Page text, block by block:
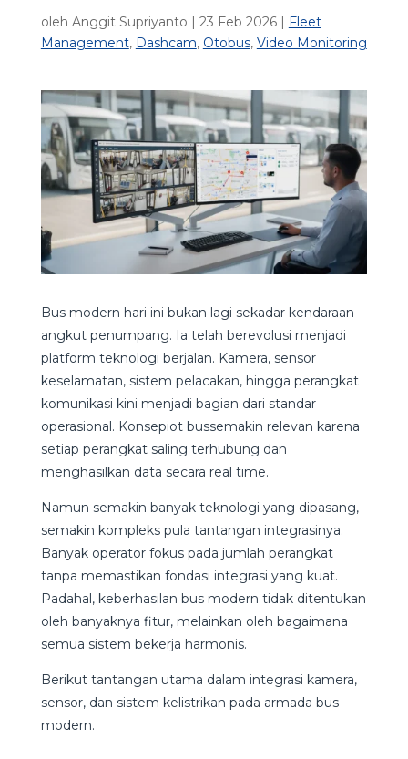
oleh Anggit Supriyanto | 23 Feb 2026| Fleet
Management, Dashcam, Otobus, Video Monitoring
Bus modern hari ini bukan lagi sekadar kendaraan
angkut penumpang. Ia telah berevolusi menjadi
platform teknologi berjalan. Kamera, sensor
keselamatan, sistem pelacakan, hingga perangkat
komunikasi kini menjadi bagian dari standar
operasional. Konsepiot bussemakin relevan karena
setiap perangkat saling terhubung dan
menghasilkan data secara real time.
Namun semakin banyak teknologi yang dipasang,
semakin kompleks pula tantangan integrasinya.
Banyak operator fokus pada jumlah perangkat
tanpa memastikan fondasi integrasi yang kuat.
Padahal, keberhasilan bus modern tidak ditentukan
oleh banyaknya fitur, melainkan oleh bagaimana
semua sistem bekerja harmonis.
Berikut tantangan utama dalam integrasi kamera,
sensor, dan sistem kelistrikan pada armada bus
modern.